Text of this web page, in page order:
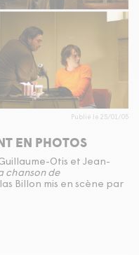
Publié le 25/01/05
EN PHOTOS
Otis et Jean-
chanson de
Billon mis en scène par